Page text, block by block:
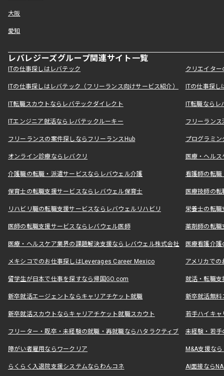
大阪
愛知
レバレジーズグループ関連サイト一覧
ITの仕事探しはレバテック クリエイタ
ITの仕事探しはレバテック（フリーランス向けサービス紹介） ITの仕事探
IT転職スカウトならレバテックダイレクト IT転職なら
ITエンジニア就活ならレバテックルーキー フリーラン
フリーランスの案件探しならフリーランスHub プログラミ
オンライン診療ならレバクリ 医療・ヘル
介護職の転職・派遣サービスならレバウェル介護 看護師の転
保育士の転職支援サービスならレバウェル保育士 医療技師の
リハビリ職の転職支援サービスならレバウェルリハビリ 栄養士の転
医師の転職支援サービスならレバウェル医師 薬剤師の転
医療・ヘルスケア業界の課題解決支援ならレバウェル株式会社 医療看護介
メキシコでのお仕事探しはLeverages Career Mexico アメリカで
留学生が日本で仕事を探すなら帰国GO.com 就活・転職
新卒就活エージェントならキャリアチケット就職 新卒就活無料
新卒就活スカウトならキャリアチケット就職スカウト 若手ハイキ
フリーター・既卒・未経験の就職・再就職ならハタラクティブ 未経験・若手
障がい者雇用ならワークリア M&A支援な
らくらく入退院支援システムならわんコネ AI面接なら